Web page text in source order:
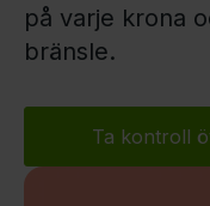
på varje krona
bränsle.
Ta kontroll